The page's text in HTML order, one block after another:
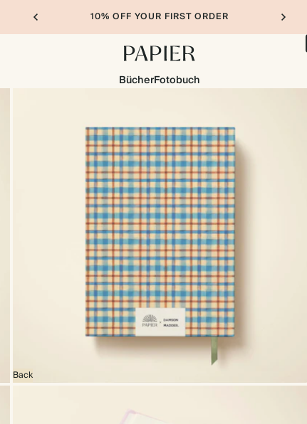
10% OFF YOUR FIRST ORDER
BücherFotobuch
Back